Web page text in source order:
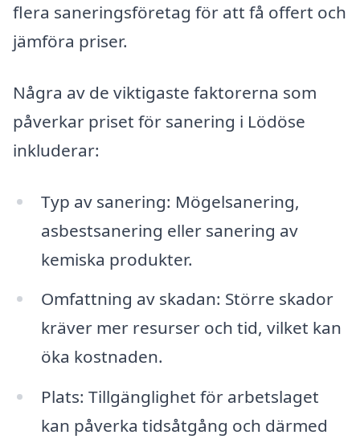
flera saneringsföretag för att få offert och
jämföra priser.
Några av de viktigaste faktorerna som
påverkar priset för sanering i Lödöse
inkluderar:
Typ av sanering: Mögelsanering,
asbestsanering eller sanering av
kemiska produkter.
Omfattning av skadan: Större skador
kräver mer resurser och tid, vilket kan
öka kostnaden.
Plats: Tillgänglighet för arbetslaget
kan påverka tidsåtgång och därmed